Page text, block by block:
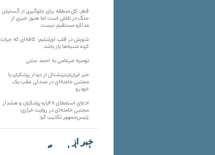
قطر: کل منطقه برای جلوگیری از گسترش
جنگ در تلاش است اما هنوز خبری از
مذاکره مستقیم نیست
شورش در قلب اورشلیم؛ کافه‌ای که جرات
کرده شنبه‌ها باز باشد
توصیه ضرغامی به احمد جنتی
خبر ایران‌اینترنشنال از دیدار پزشکیان با
مجتبی خامنه‌ای در صندلی عقب یک
خودرو
ادعای استعفای ۲۸باره پزشکیان و هشدار
مجتبی خامنه‌ای در روایت خرازی؛
رئیس‌جمهور تکذیب کرد
خبر از
تارنماهای دیگر